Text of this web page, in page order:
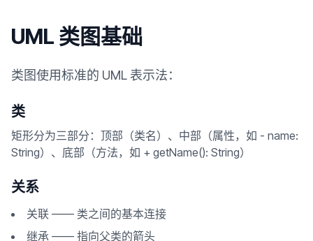
UML 类图基础
类图使用标准的 UML 表示法：
类
矩形分为三部分：顶部（类名）、中部（属性，如 - name:
String）、底部（方法，如 + getName(): String）
关系
关联 —— 类之间的基本连接
继承 —— 指向父类的箭头